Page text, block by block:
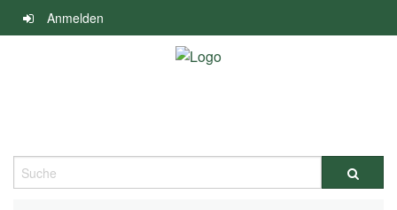
Navigation
überspringen
Anmelden
Suche